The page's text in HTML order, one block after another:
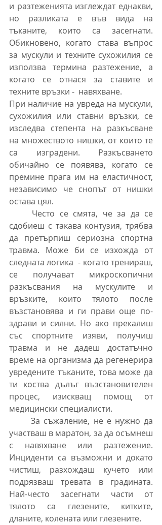
и разтеженията изглеждат еднакви,
но разликата е във вида на
тъканите, които са засегнати.
Обикновено, когато става въпрос
за мускули и техните сухожилия се
използва термина разтежение, а
когато се отнася за ставите и
техните връзки -  навяхване.
При наличие на увреда на мускули,
сухожилия или ставни връзки, се
изследва степента на разкъсване
на множеството нишки, от които те
са изградени. Разкъсването
обичайно се появява, когато се
премине прага им на еластичност,
независимо че снопът от нишки
остава цял.
сдобиеш с такава контузия, трябва
да претърпиш сериозна спортна
травма. Може би се изхожда от
следната логика  - когато тренираш,
се получават микроскопични
разкъсвания на мускулите и
връзките, които тялото после
възстановява и ги прави още по-
здрави и силни. Но ако прекалиш
със спортните изяви, получиш
травма и не дадеш достатъчно
време на организма да регенерира
увредените тъканите, това може да
ти коства дълъг възстановителен
процес, изискващ помощ от
медицински специалисти.
	За съжаление, не е нужно да
участваш в маратон, за да осъмнеш
с навяхване или разтежение.
Инциденти са възможни и докато
чистиш, разхождаш кучето или
подрязваш тревата в градината.
Най-често засегнати части от
тялото са глезените, китките,
дланите, колената или глезените.